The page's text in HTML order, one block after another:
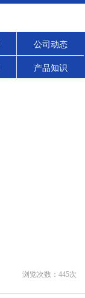
公司动态
产品知识
浏览次数： 445次